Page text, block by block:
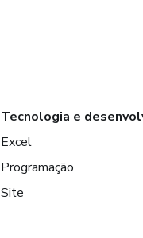
Tecnologia e
Excel
Programação
Site